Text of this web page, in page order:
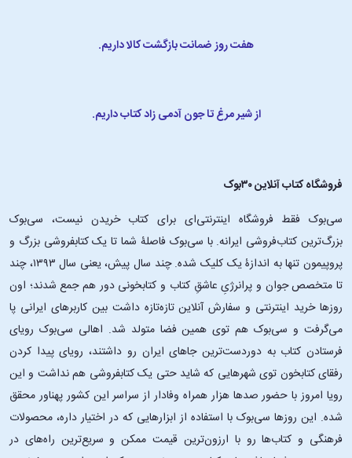
هفت روز ضمانت بازگشت کالا داریم.
از شیر مرغ تا جون آدمی زاد کتاب داریم.
فروشگاه کتاب آنلاین ۳۰بوک
سی‌بوک فقط فروشگاه اینترنتی‌ای برای کتاب خریدن نیست، سی‌بوک
بزرگ‌ترین کتاب‌فروشی ایرانه. با سی‌بوک فاصلۀ شما تا یک کتابفروشی بزرگ و
پروپیمون تنها به اندازۀ یک کلیک شده. چند سال پیش، یعنی سال ۱۳۹۳، چند
تا متخصص جوان و پرانرژیِ عاشقِ کتاب و کتابخونی دور هم جمع شدند؛ اون‌
روزها خرید اینترنتی و سفارش آنلاین تازه‌تازه داشت بین کاربرهای ایرانی پا
می‌گرفت و سی‌بوک هم توی همین فضا متولد شد. اهالی سی‌بوک رویای
فرستادن کتاب به دوردست‌ترین جاهای ایران رو داشتند، رویای پیدا کردن
رفقای کتابخون توی شهرهایی که شاید حتی یک کتابفروشی هم نداشت و این
رویا امروز با حضور صدها هزار همراه وفادار از سراسر این کشور پهناور محقق
شده. این ‌روزها سی‌بوک با استفاده از ابزارهایی که در اختیار داره، محصولات
فرهنگی و کتاب‌ها رو با ارزون‌ترین قیمت ممکن و سریع‌ترین راه‌های در